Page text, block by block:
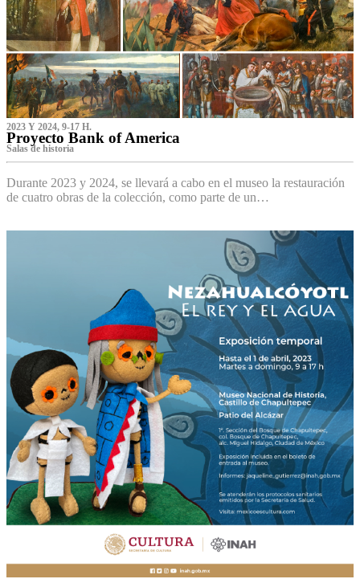
2023 Y 2024, 9-17 H.
Proyecto Bank of America
S‌alas de historia
Durante 2023 y 2024, se llevará a cabo en el museo la restauración
de cuatro obras de la colección, como parte de un…